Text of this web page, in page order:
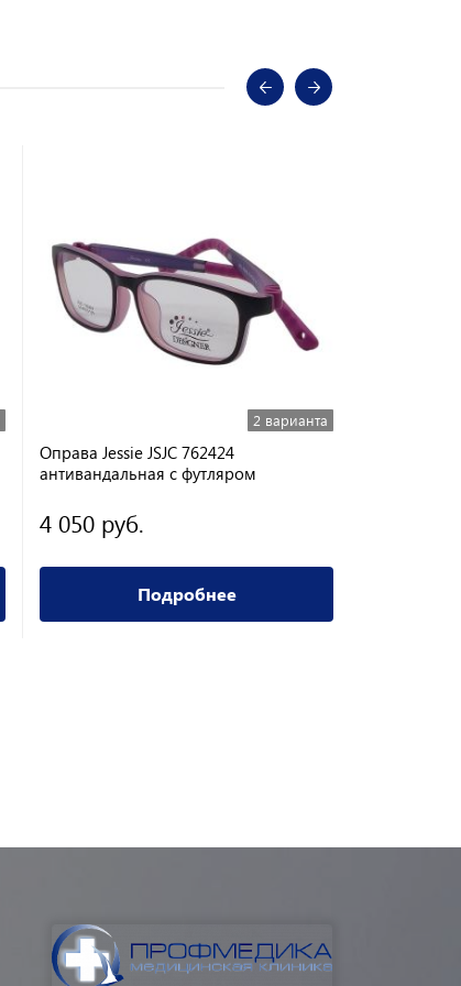
2 варианта
Оправа Jessie JSJC 762424
антивандальная с футляром
4 050 руб.
Подробнее